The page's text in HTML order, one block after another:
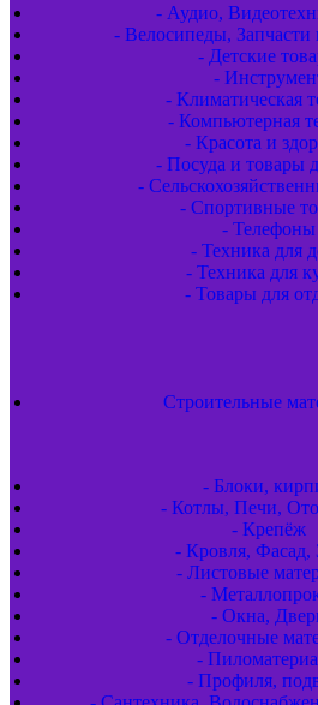
- Аудио,
- Велосипеды, Запчасти
- Детские
-
- Климатическая
- Компьютерная
- Красота и
- Посуда и товары
-
- Спортивные
- Телефоны
- Техника для
- Техника для
- Товары для
Строительные
- Блоки,
- Котлы, Печи,
- Крепёж
- Кровля, Фасад,
- Листовые
-
- Окна,
- Отделочные
-
- Профиля,